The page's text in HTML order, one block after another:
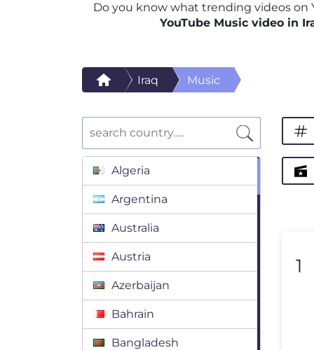
Do you know what trending videos on
YouTube Music video in
Iraq Music
Algeria
Argentina
Australia
Austria
Azerbaijan
Bahrain
Bangladesh
1